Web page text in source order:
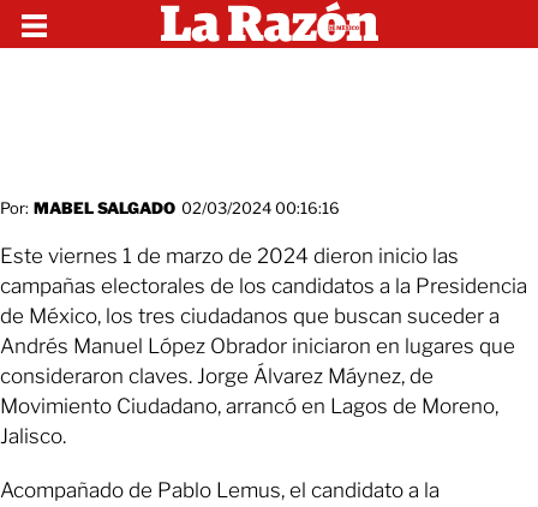
Por: MABEL SALGADO 02/03/2024 00:16:16
Este viernes 1 de marzo de 2024 dieron inicio las
campañas electorales de los candidatos a la Presidencia
de México, los tres ciudadanos que buscan suceder a
Andrés Manuel López Obrador iniciaron en lugares que
consideraron claves. Jorge Álvarez Máynez, de
Movimiento Ciudadano, arrancó en Lagos de Moreno,
Jalisco.
Acompañado de Pablo Lemus, el candidato a la